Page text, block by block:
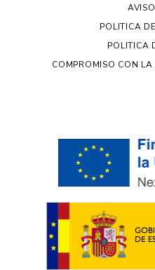
POLITICA
POLITICA
COMPROMISO CON